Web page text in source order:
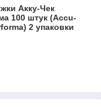
Акку-Чек
100 штук (Accu-
2 упаковки